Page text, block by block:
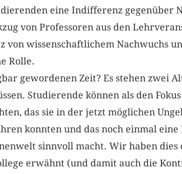
eine Indifferenz gegenüber
von Professoren aus den
wissenschaftlichem Nachwuchs
Rolle.
gewordenen Zeit? Es stehen zwei
Studierende können als den
das sie in der jetzt möglichen
konnten und das noch einmal
sinnvoll macht. Wir haben dies
erwähnt (und damit auch die